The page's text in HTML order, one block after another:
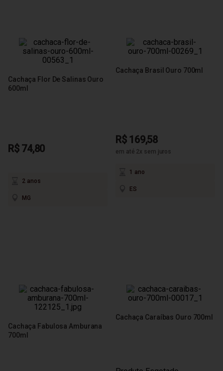
Cachaça Flor De Salinas Ouro
600ml
R$ 74,80
2 anos
MG
Cachaça Brasil Ouro 700ml
R$ 169,58
em até 2x sem juros
1 ano
ES
Cachaça Fabulosa Amburana
700ml
Cachaça Caraíbas Ouro 700ml